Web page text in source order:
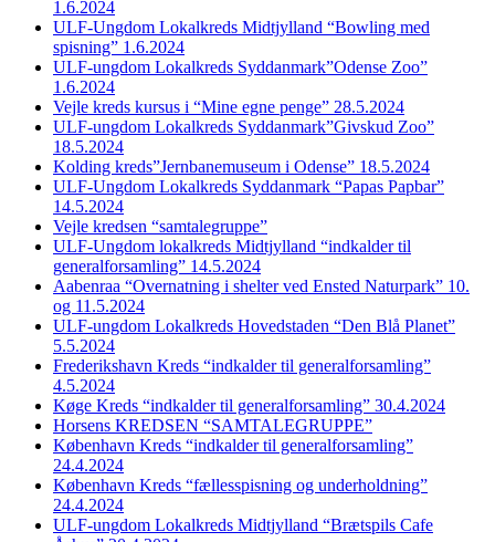
1.6.2024
ULF-Ungdom Lokalkreds Midtjylland “Bowling med
spisning” 1.6.2024
ULF-ungdom Lokalkreds Syddanmark”Odense Zoo”
1.6.2024
Vejle kreds kursus i “Mine egne penge” 28.5.2024
ULF-ungdom Lokalkreds Syddanmark”Givskud Zoo”
18.5.2024
Kolding kreds”Jernbanemuseum i Odense” 18.5.2024
ULF-Ungdom Lokalkreds Syddanmark “Papas Papbar”
14.5.2024
Vejle kredsen “samtalegruppe”
ULF-Ungdom lokalkreds Midtjylland “indkalder til
generalforsamling” 14.5.2024
Aabenraa “Overnatning i shelter ved Ensted Naturpark” 10.
og 11.5.2024
ULF-ungdom Lokalkreds Hovedstaden “Den Blå Planet”
5.5.2024
Frederikshavn Kreds “indkalder til generalforsamling”
4.5.2024
Køge Kreds “indkalder til generalforsamling” 30.4.2024
Horsens KREDSEN “SAMTALEGRUPPE”
København Kreds “indkalder til generalforsamling”
24.4.2024
København Kreds “fællesspisning og underholdning”
24.4.2024
ULF-ungdom Lokalkreds Midtjylland “Brætspils Cafe